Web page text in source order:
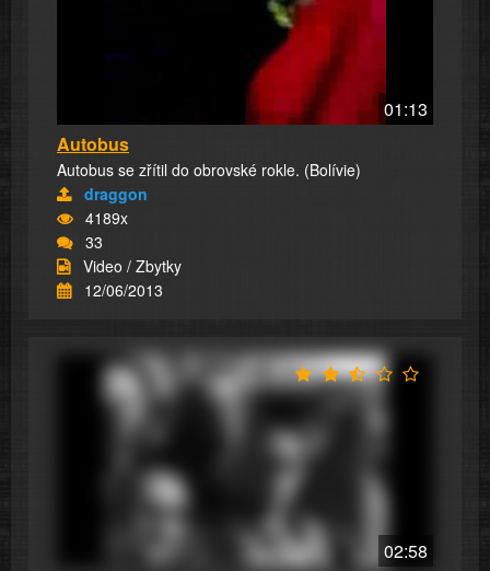
01:13
Autobus
Autobus se zřítil do obrovské rokle. (Bolívie)
draggon
4189x
33
Video / Zbytky
12/06/2013
02:58